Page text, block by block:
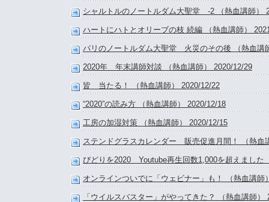
シャルトルのノートルダム大聖堂 -2 （熱血講師）
ハートにハトとオリーブの枝 続編 （熱血講師）
パリのノートルダム大聖堂 火災のその後 （熱血講
2020年 年末講師対談 （熱血講師） 2020/12/29
皆 当たる！ （熱血講師） 2020/12/22
“2020”の読み方 （熱血講師） 2020/12/18
工房の加湿対策 （熱血講師） 2020/12/15
ステンドグラスカレンダー 販売促進月間！ （熱血
びどりを2020 Youtube再生回数1,000を超えました
オンラインついでに「ウェビナー」も！ （熱血講師
「ウイルスバスター」がやってきた？ （熱血講師）